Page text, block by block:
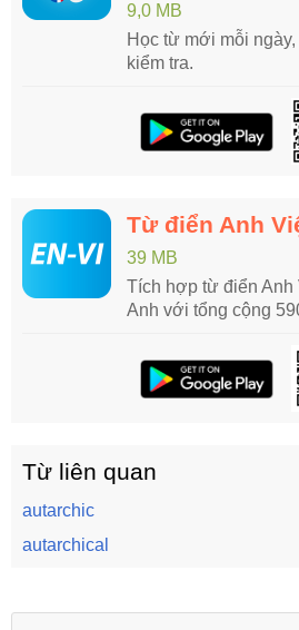
9,0 MB
Học từ mới mỗi
kiểm tra.
Từ điển Anh
39 MB
Tích hợp từ điển Anh
Anh với tổng cộng
Từ liên quan
autarchic
autarchical